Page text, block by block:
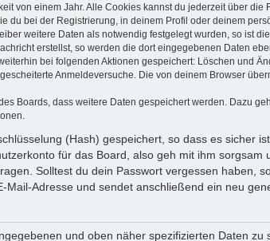
von einem Jahr. Alle Cookies kannst du jederzeit über die
du bei der Registrierung, in deinem Profil oder deinem
weitere Daten als notwendig festgelegt wurden, so ist
erstellst, so werden die dort eingegebenen Daten
bei folgenden Aktionen gespeichert: Löschen und
Anmeldeversuche. Die von deinem Browser
Boards, dass weitere Daten gespeichert werden. Dazu
(Hash) gespeichert, so dass es
für das Board, also geh mit ihm
Solltest du dein Passwort vergessen haben,
Mail-Adresse und sendet anschließend ein neu
und oben näher spezifizierten Daten